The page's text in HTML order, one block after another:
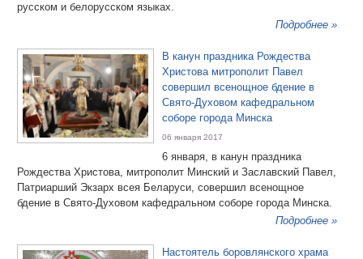
русском и белорусском языках.
Подробнее »
В канун праздника Рождества
Христова митрополит Павел
совершил всенощное бдение в
Свято-Духовом кафедральном
соборе города Минска
06 января 2017
6 января, в канун праздника
Рождества Христова, митрополит Минский и Заславский Павел,
Патриарший Экзарх всея Беларуси, совершил всенощное
бдение в Свято-Духовом кафедральном соборе города Минска.
Подробнее »
Настоятель боровлянского храма